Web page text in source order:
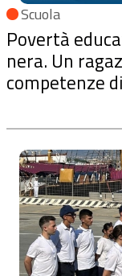
Scuola
Povertà
nera. Un
competenze